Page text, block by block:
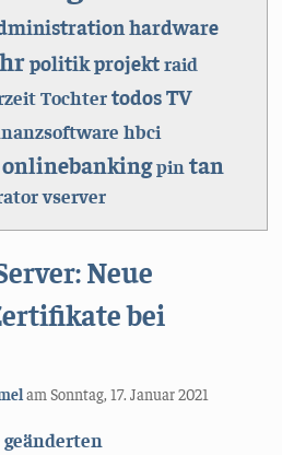
hardware
politikprojektraid
TochtertodosTV
hbci
onlinebankingpin tan
vserver
Neue
bei
amSonntag, 17. Januar 2021
geänderten